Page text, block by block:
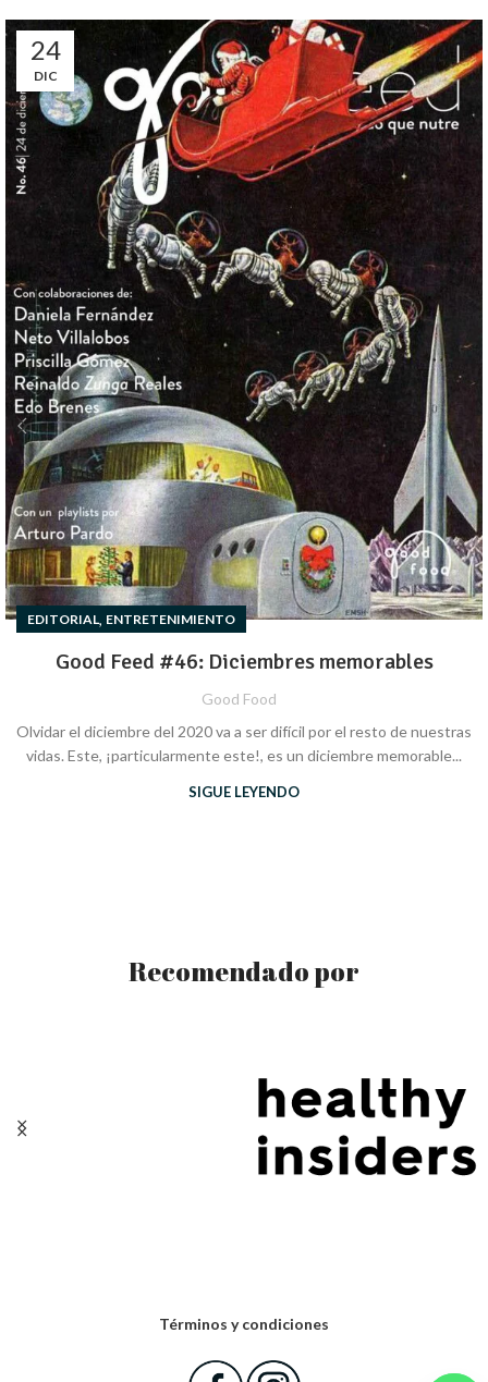
24
DIC
EDITORIAL, ENTRETENIMIENTO
Good Feed #46: Diciembres memorables
Good Food
Olvidar el diciembre del 2020 va a ser difícil por el resto de nuestras
vidas. Este, ¡particularmente este!, es un diciembre memorable...
SIGUE LEYENDO
Recomendado por
Términos y condiciones